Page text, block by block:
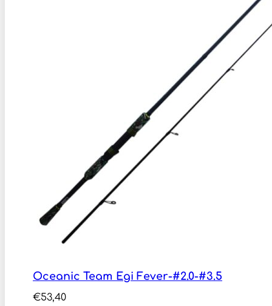
Oceanic Team Egi Fever-#2.0-#3.5
€53,40